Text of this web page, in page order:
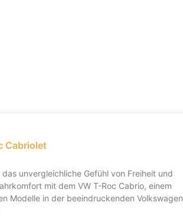
Cabriolet
das unvergleichliche Gefühl von Freiheit und
mit dem VW T-Roc Cabrio, einem
Modelle in der beeindruckenden Volkswagen